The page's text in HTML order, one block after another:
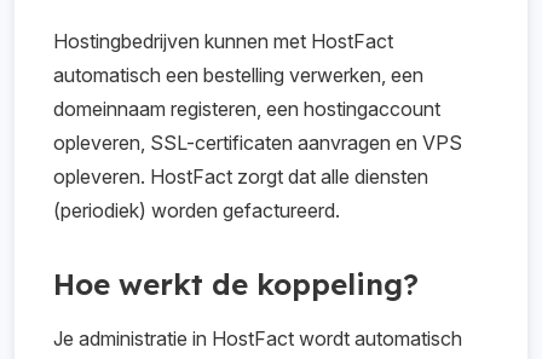
Hostingbedrijven kunnen met HostFact
automatisch een bestelling verwerken, een
domeinnaam registeren, een hostingaccount
opleveren, SSL-certificaten aanvragen en VPS
opleveren. HostFact zorgt dat alle diensten
(periodiek) worden gefactureerd.
Hoe werkt de koppeling?
Je administratie in HostFact wordt automatisch